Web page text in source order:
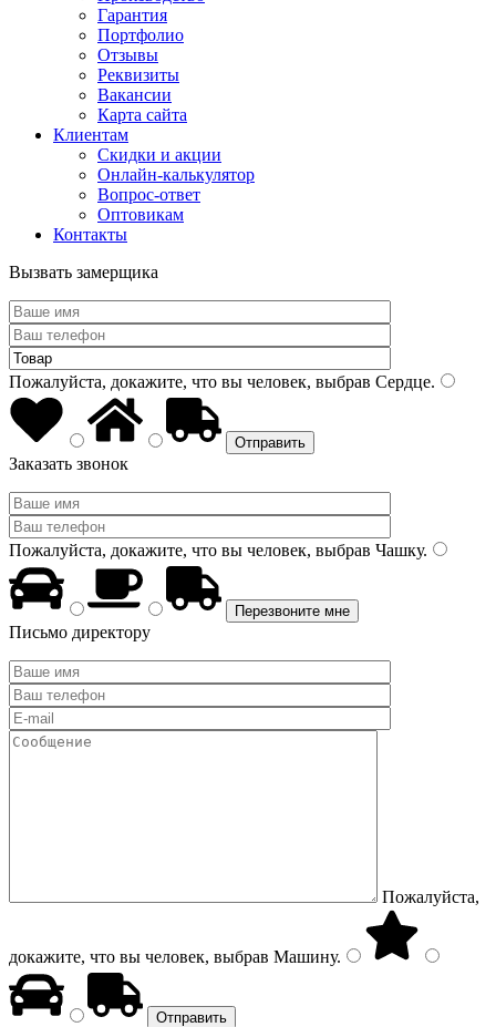
Гарантия
Портфолио
Отзывы
Реквизиты
Вакансии
Карта сайта
Клиентам
Скидки и акции
Онлайн-калькулятор
Вопрос-ответ
Оптовикам
Контакты
Вызвать замерщика
Пожалуйста, докажите, что вы человек, выбрав Сердце.
Заказать звонок
Пожалуйста, докажите, что вы человек, выбрав Чашку.
Письмо директору
Пожалуйста,
докажите, что вы человек, выбрав Машину.